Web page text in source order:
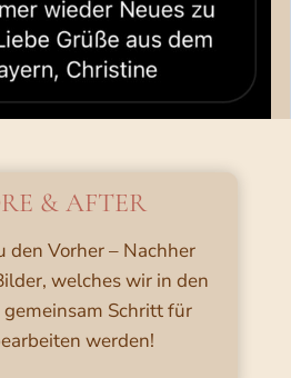
& AFTER
den Vorher – Nachher
welches wir in den
Schritt für
werden!